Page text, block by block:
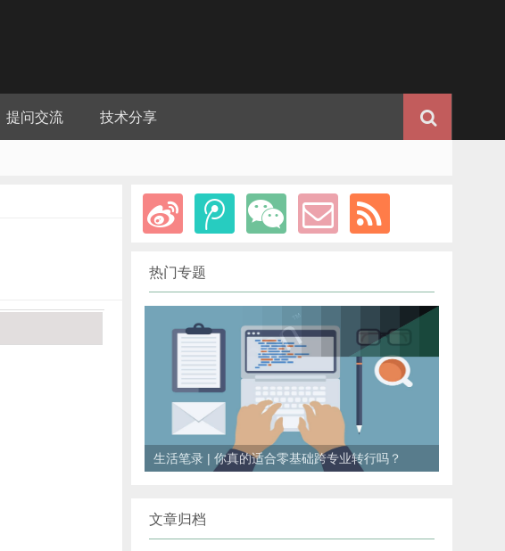
提问交流 技术分享
热门专题
Django个人博客开发 | 前言
文章归档